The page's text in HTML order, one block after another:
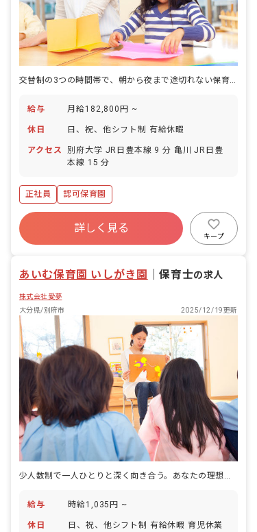
交替制の3つの時間帯で、朝から夜まで途切れない保育をつなぐ仕事です。
給与 月給182,800円 ~
休日 日、祝、他シフト制 有給休暇
アクセス
別府大学 JR日豊本線 9 分 亀川 JR日豊
本線 15 分
正社員 認可保育園
詳しく見る
キープ
あいむ保育園 いしがき園 ｜保育士の求人
株式会社愛夢
大分県/別府市
2025/12/19更新
少人数制で一人ひとりと深く向き合う。あなたの理想の保育が、きっとここにあります。
給与 時給1,035円 ~
休日
日、祝、他シフト制 有給休暇 育児休業